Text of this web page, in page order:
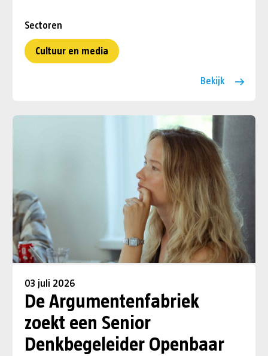
Sectoren
Cultuur en media
Bekijk
03 juli 2026
De Argumentenfabriek
zoekt een Senior
Denkbegeleider Openbaar